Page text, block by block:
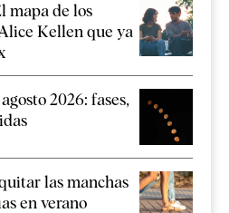
mapa de los
Kellen que ya
2026: fases,
las manchas
en verano